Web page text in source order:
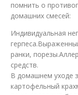
помнить о
домашних смесей:
Индивидуальная
ранки,
средств.
В домашнем уходе
картофельный